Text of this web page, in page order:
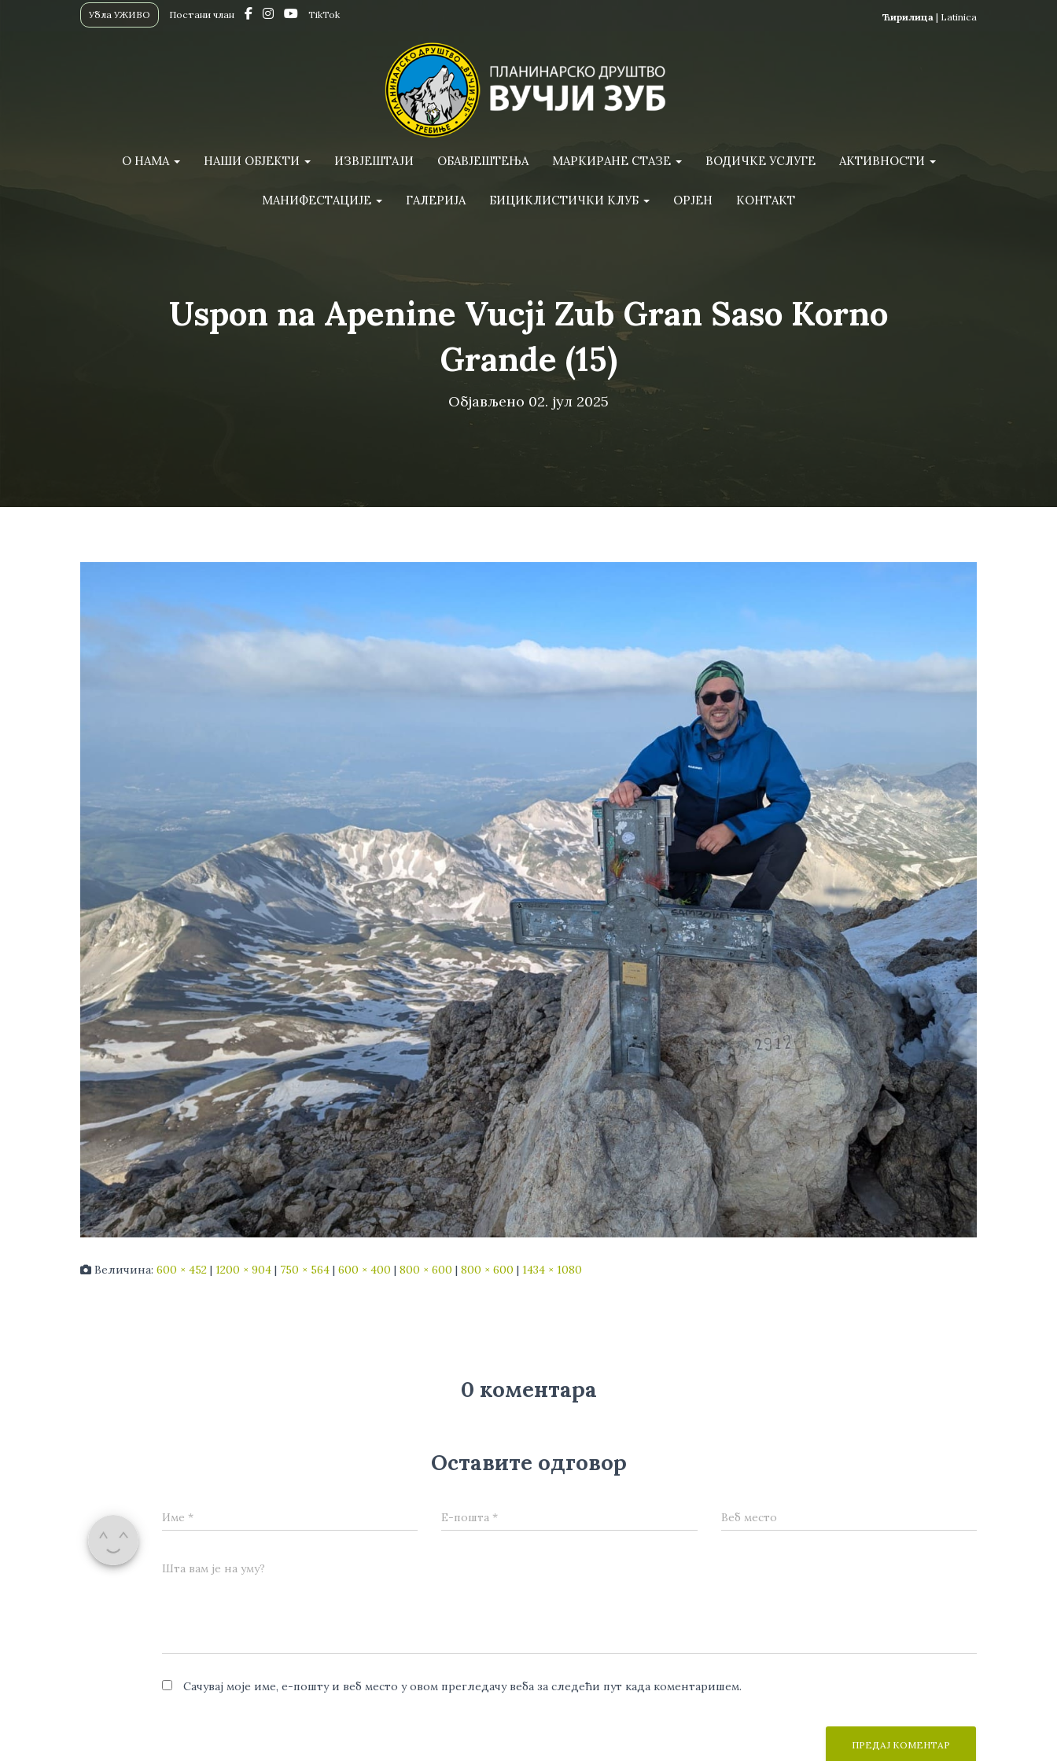
Ћирилица | Latinica
Убла УЖИВО Постани члан TikTok
О НАМА НАШИ ОБЈЕКТИ ИЗВЈЕШТАЈИ ОБАВЈЕШТЕЊА МАРКИРАНЕ СТАЗЕ ВОДИЧКЕ УСЛУГЕ АКТИВНОСТИ
МАНИФЕСТАЦИЈЕ ГАЛЕРИЈА БИЦИКЛИСТИЧКИ КЛУБ ОРЈЕН КОНТАКТ
Uspon na Apenine Vucji Zub Gran Saso Korno
Grande (15)
Објављено 02. јул 2025
Величина: 600 × 452 | 1200 × 904 | 750 × 564 | 600 × 400 | 800 × 600 | 800 × 600 | 1434 × 1080
0 коментара
Оставите одговор
Име * Е-пошта * Веб место
Шта вам је на уму?
Сачувај моје име, е-пошту и веб место у овом прегледачу веба за следећи пут када коментаришем.